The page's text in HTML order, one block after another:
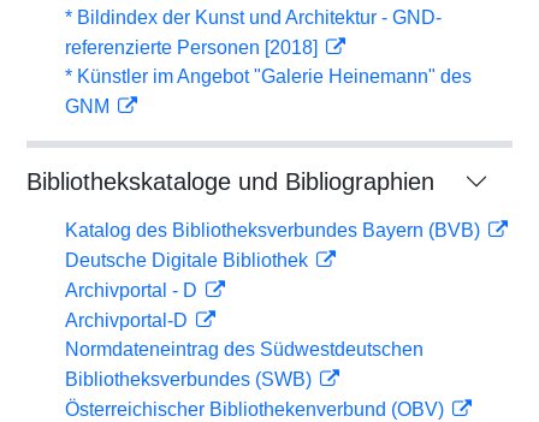
* Bildindex der Kunst und Architektur - GND-
referenzierte Personen [2018]
* Künstler im Angebot "Galerie Heinemann" des
GNM
Bibliothekskataloge und Bibliographien
Katalog des Bibliotheksverbundes Bayern (BVB)
Deutsche Digitale Bibliothek
Archivportal - D
Archivportal-D
Normdateneintrag des Südwestdeutschen
Bibliotheksverbundes (SWB)
Österreichischer Bibliothekenverbund (OBV)